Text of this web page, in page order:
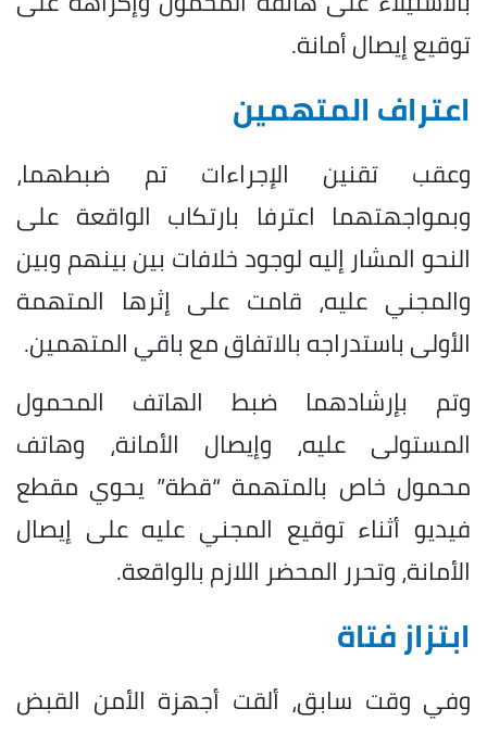
توقيع إيصال أمانة.
اعتراف المتهمين
وعقب تقنين الإجراءات تم ضبطهما،
وبمواجهتهما اعترفا بارتكاب الواقعة على
النحو المشار إليه لوجود خلافات بين بينهم وبين
والمجني عليه، قامت على إثرها المتهمة
الأولى باستدراجه بالاتفاق مع باقي المتهمين.
وتم بإرشادهما ضبط الهاتف المحمول
المستولى عليه، وإيصال الأمانة، وهاتف
محمول خاص بالمتهمة “قطة” يحوي مقطع
فيديو أثناء توقيع المجني عليه على إيصال
الأمانة، وتحرر المحضر اللازم بالواقعة.
ابتزاز فتاة
وفي وقت سابق، ألقت أجهزة الأمن القبض